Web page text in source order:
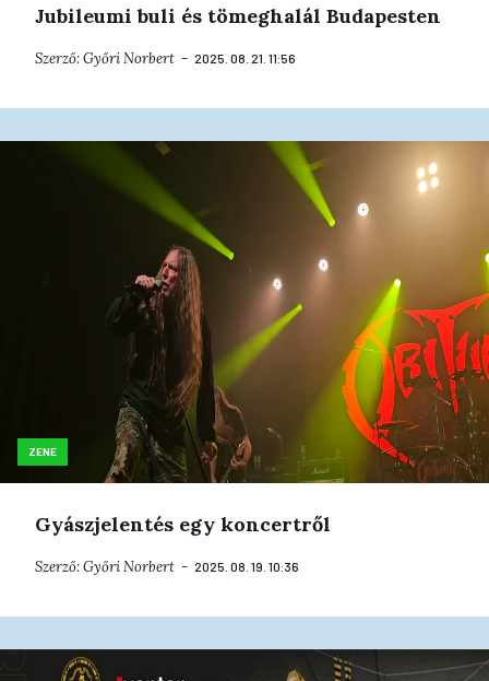
Jubileumi buli és tömeghalál Budapesten
Szerző:Győri Norbert 2025. 08. 21. 11:56
ZENE
Gyászjelentés egy koncertről
Szerző:Győri Norbert 2025. 08. 19. 10:36